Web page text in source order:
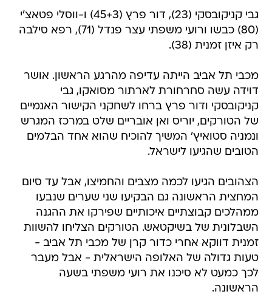
גבי קניקובסקי (23), דור פרץ (45+3) ו-ווסלי פטאצ'י
(80) כבשו ורועי משפתי עצר פנדל (71), רפא סילבה
רק איזן זמנית (38).
מכבי תל אביב הייתה עדיפה מהרגע הראשון. אושר
דוידה עשה סחרחורת לארתור מסואקו, גבי
קניקובסקי ודור פרץ ברחו לשחקני הקישור האנמיים
של הטורקים, יוריס ואן אובריים שלט במרכז המגרש
ונמניה סטואיץ' המשיך להוכיח שהוא אחד הבלמים
הטובים שהגיעו לישראל.
הצהובים הגיעו לכמה מצבים והחמיצו, אבל עד סיום
המחצית הראשונה גם הבקיעו שני שערים שנבעו
ממהלכים קבוצתיים איכותיים שפירקו את ההגנה
השבלונית של בשיקטאש. הטורקים הצליחו להשוות
זמנית דווקא אחרי כדור קרן של מכבי תל אביב -
טעות גדולה של האלופה הישראלית - אבל מעבר
לכך כמעט לא סיכנו את רועי משפתי בשעה
הראשונה.